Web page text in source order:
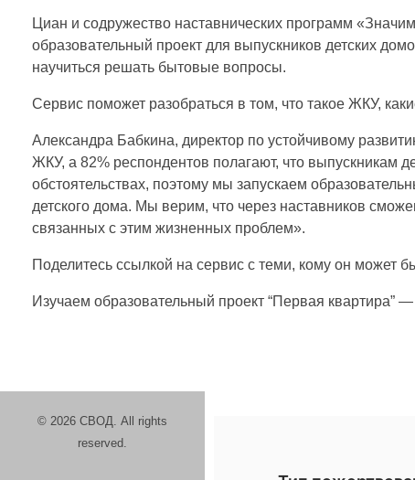
р
а
з
о
в
а
л
Циан и содружество наставнических программ
образовательный проект для выпускников детских
научиться решать бытовые вопросы.
Сервис поможет разобраться в том, что такое ЖКУ,
Александра Бабкина, директор по устойчивому
ЖКУ, а 82% респондентов полагают, что выпускникам
обстоятельствах, поэтому мы запускаем
детского дома. Мы верим, что через наставников
связанных с этим жизненных проблем».
Поделитесь ссылкой на сервис с теми, кому он может
Изучаем образовательный проект “Первая квартира”
© 2026 СВОД. All rights
reserved.